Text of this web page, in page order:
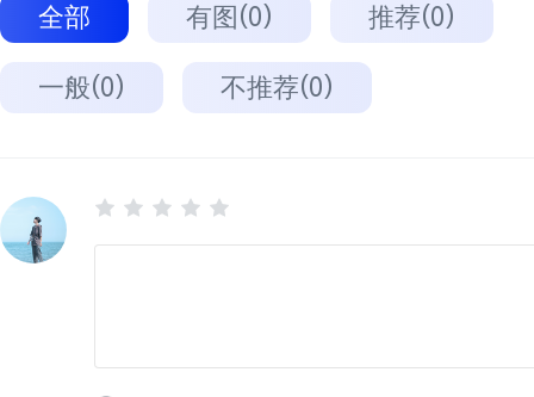
全部 有图(0) 推荐(0)
一般(0) 不推荐(0)